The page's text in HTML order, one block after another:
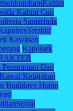
Kaltim Cup
Samarinda
Kawasan
Kapolsek
Dan
Kawal Kebijakan
Budidaya Hutan